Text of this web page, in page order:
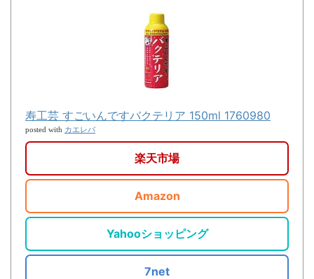
寿工芸 すごいんですバクテリア 150ml 1760980
posted with カエレバ
楽天市場
Amazon
Yahooショッピング
7net